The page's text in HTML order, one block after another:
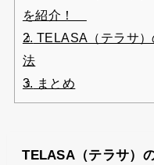
を紹介！
2. TELASA（テラサ
法
3. まとめ
TELASA（テラサ）